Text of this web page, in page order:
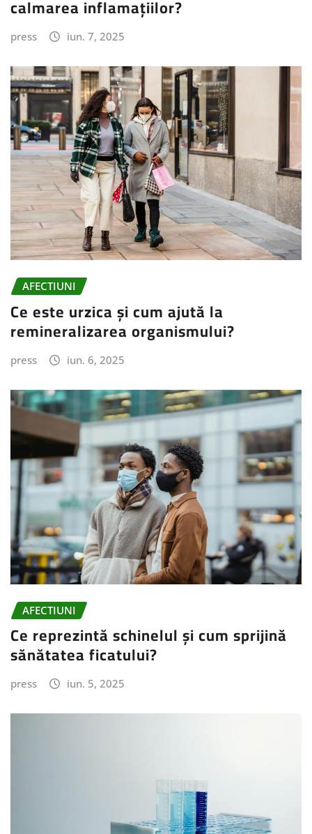
calmarea inflamațiilor?
press iun. 7, 2025
AFECTIUNI
Ce este urzica și cum ajută la
remineralizarea organismului?
press iun. 6, 2025
AFECTIUNI
Ce reprezintă schinelul și cum sprijină
sănătatea ficatului?
press iun. 5, 2025